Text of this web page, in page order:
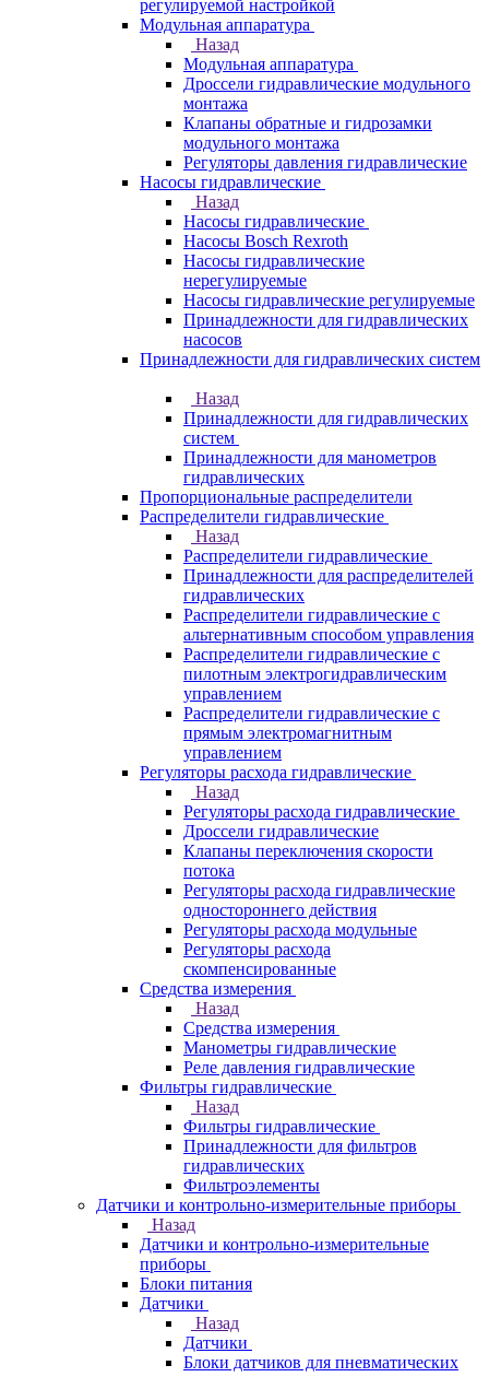
регулируемой настройкой
Модульная аппаратура
Назад
Модульная аппаратура
Дроссели гидравлические модульного
монтажа
Клапаны обратные и гидрозамки
модульного монтажа
Регуляторы давления гидравлические
Насосы гидравлические
Назад
Насосы гидравлические
Насосы Bosch Rexroth
Насосы гидравлические
нерегулируемые
Насосы гидравлические регулируемые
Принадлежности для гидравлических
насосов
Принадлежности для гидравлических систем
Назад
Принадлежности для гидравлических
систем
Принадлежности для манометров
гидравлических
Пропорциональные распределители
Распределители гидравлические
Назад
Распределители гидравлические
Принадлежности для распределителей
гидравлических
Распределители гидравлические с
альтернативным способом управления
Распределители гидравлические с
пилотным электрогидравлическим
управлением
Распределители гидравлические с
прямым электромагнитным
управлением
Регуляторы расхода гидравлические
Назад
Регуляторы расхода гидравлические
Дроссели гидравлические
Клапаны переключения скорости
потока
Регуляторы расхода гидравлические
одностороннего действия
Регуляторы расхода модульные
Регуляторы расхода
скомпенсированные
Средства измерения
Назад
Средства измерения
Манометры гидравлические
Реле давления гидравлические
Фильтры гидравлические
Назад
Фильтры гидравлические
Принадлежности для фильтров
гидравлических
Фильтроэлементы
Датчики и контрольно-измерительные приборы
Назад
Датчики и контрольно-измерительные
приборы
Блоки питания
Датчики
Назад
Датчики
Блоки датчиков для пневматических